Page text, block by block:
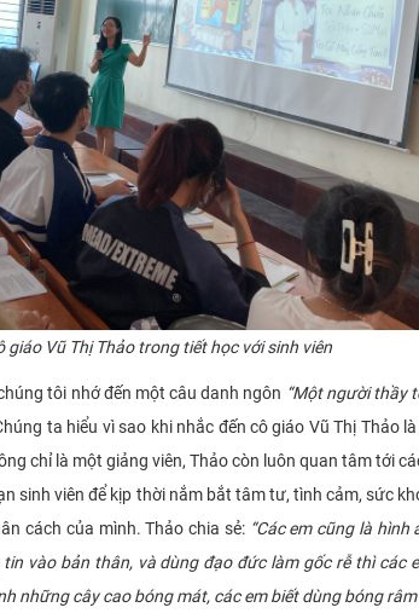
giáo Vũ Thị Thảo trong tiết học với sinh viên
tôi nhớ đến một câu danh ngôn “Một người thầy
ta hiểu vì sao khi nhắc đến cô giáo Vũ Thị Thảo
chỉ là một giảng viên, Thảo còn luôn quan tâm tới
sinh viên để kịp thời nắm bắt tâm tư, tình cảm, sức
cách của mình. Thảo chia sẻ: “Các em cũng là
vào bản thân, và dùng đạo đức làm gốc rễ thì các
cây cao bóng mát, các em biết dùng bóng